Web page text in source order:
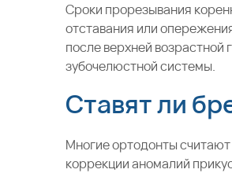
Сроки прорезывания
отставания или
после верхней возрастной
зубочелюстной системы.
Ставят ли
Многие ортодонты
коррекции аномалий